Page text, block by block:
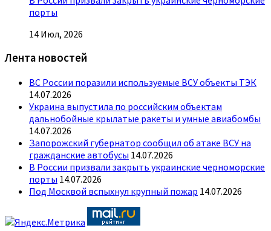
порты
14 Июл, 2026
Лента новостей
ВС России поразили используемые ВСУ объекты ТЭК
14.07.2026
Украина выпустила по российским объектам
дальнобойные крылатые ракеты и умные авиабомбы
14.07.2026
Запорожский губернатор сообщил об атаке ВСУ на
гражданские автобусы 14.07.2026
В России призвали закрыть украинские черноморские
порты 14.07.2026
Под Москвой вспыхнул крупный пожар 14.07.2026